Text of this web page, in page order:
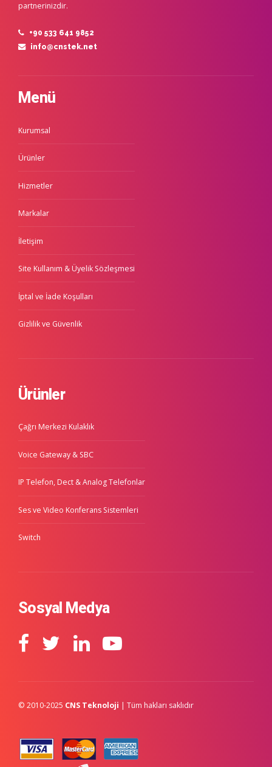
partnerinizdir.
+90 533 641 9852
info@cnstek.net
Menü
Kurumsal
Ürünler
Hizmetler
Markalar
İletişim
Site Kullanım & Üyelik Sözleşmesi
İptal ve İade Koşulları
Gizlilik ve Güvenlik
Ürünler
Çağrı Merkezi Kulaklık
Voice Gateway & SBC
IP Telefon, Dect & Analog Telefonlar
Ses ve Video Konferans Sistemleri
Switch
Sosyal Medya
© 2010-2025 CNS Teknoloji | Tüm hakları saklıdır